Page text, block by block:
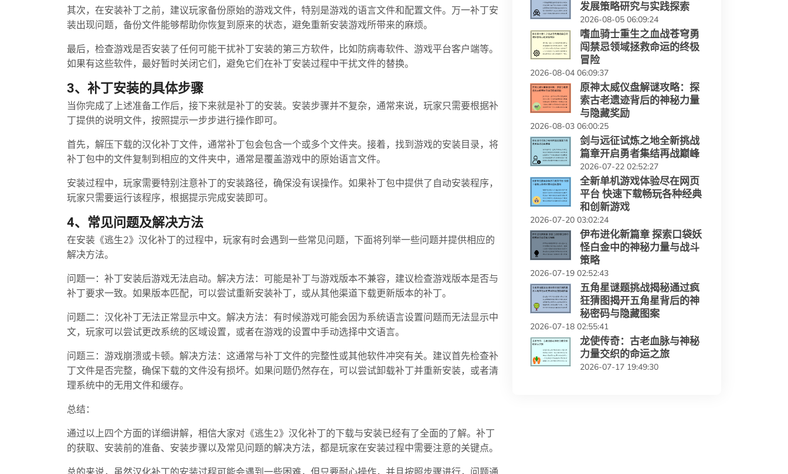
其次，在安装补丁之前，建议玩家备份原始的游戏文件，特别是游戏的语言文件和配置文件。万一补丁安
装出现问题，备份文件能够帮助你恢复到原来的状态，避免重新安装游戏所带来的麻烦。
最后，检查游戏是否安装了任何可能干扰补丁安装的第三方软件，比如防病毒软件、游戏平台客户端等。
如果有这些软件，最好暂时关闭它们，避免它们在补丁安装过程中干扰文件的替换。
3、补丁安装的具体步骤
当你完成了上述准备工作后，接下来就是补丁的安装。安装步骤并不复杂，通常来说，玩家只需要根据补
丁提供的说明文件，按照提示一步步进行操作即可。
首先，解压下载的汉化补丁文件，通常补丁包会包含一个或多个文件夹。接着，找到游戏的安装目录，将
补丁包中的文件复制到相应的文件夹中，通常是覆盖游戏中的原始语言文件。
安装过程中，玩家需要特别注意补丁的安装路径，确保没有误操作。如果补丁包中提供了自动安装程序，
玩家只需要运行该程序，根据提示完成安装即可。
4、常见问题及解决方法
在安装《逃生2》汉化补丁的过程中，玩家有时会遇到一些常见问题，下面将列举一些问题并提供相应的
解决方法。
问题一：补丁安装后游戏无法启动。解决方法：可能是补丁与游戏版本不兼容，建议检查游戏版本是否与
补丁要求一致。如果版本匹配，可以尝试重新安装补丁，或从其他渠道下载更新版本的补丁。
问题二：汉化补丁无法正常显示中文。解决方法：有时候游戏可能会因为系统语言设置问题而无法显示中
文，玩家可以尝试更改系统的区域设置，或者在游戏的设置中手动选择中文语言。
问题三：游戏崩溃或卡顿。解决方法：这通常与补丁文件的完整性或其他软件冲突有关。建议首先检查补
丁文件是否完整，确保下载的文件没有损坏。如果问题仍然存在，可以尝试卸载补丁并重新安装，或者清
理系统中的无用文件和缓存。
总结：
通过以上四个方面的详细讲解，相信大家对《逃生2》汉化补丁的下载与安装已经有了全面的了解。补丁
的获取、安装前的准备、安装步骤以及常见问题的解决方法，都是玩家在安装过程中需要注意的关键点。
发展策略研究与实践探索
2026-08-05 06:09:24
嗜血骑士重生之血战苍穹勇
闯禁忌领域拯救命运的终极
冒险
2026-08-04 06:09:37
原神太威仪盘解谜攻略：探
索古老遗迹背后的神秘力量
与隐藏奖励
2026-08-03 06:00:25
剑与远征试炼之地全新挑战
篇章开启勇者集结再战巅峰
2026-07-22 02:52:27
全新单机游戏体验尽在网页
平台 快速下载畅玩各种经典
和创新游戏
2026-07-20 03:02:24
伊布进化新篇章 探索口袋妖
怪白金中的神秘力量与战斗
策略
2026-07-19 02:52:43
五角星谜题挑战揭秘通过疯
狂猜图揭开五角星背后的神
秘密码与隐藏图案
2026-07-18 02:55:41
龙使传奇：古老血脉与神秘
力量交织的命运之旅
2026-07-17 19:49:30